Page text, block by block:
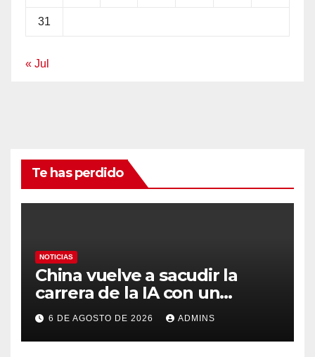
31
« Jul
Te has perdido
NOTICIAS
China vuelve a sacudir la
carrera de la IA con un
modelo capaz de trabajar
durante días sin intervención
humana
6 DE AGOSTO DE 2026 ADMINS